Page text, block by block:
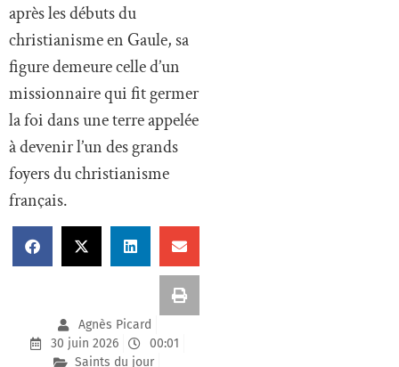
après les débuts du
christianisme en Gaule, sa
figure demeure celle d’un
missionnaire qui fit germer
la foi dans une terre appelée
à devenir l’un des grands
foyers du christianisme
français.
Agnès Picard
30 juin 2026
00:01
Saints du jour